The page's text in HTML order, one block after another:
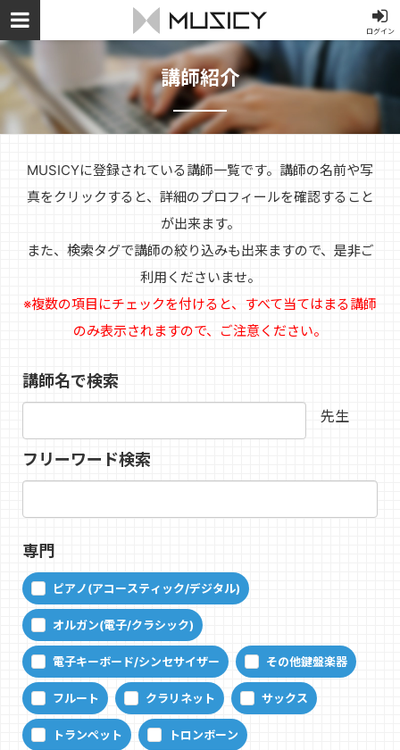
ログイン
講師紹介
MUSICYに登録されている講師一覧です。講師の名前や写
真をクリックすると、詳細のプロフィールを確認すること
が出来ます。
また、検索タグで講師の絞り込みも出来ますので、是非ご
利用くださいませ。
※複数の項目にチェックを付けると、すべて当てはまる講師
のみ表示されますので、ご注意ください。
講師名で検索
先生
フリーワード検索
専門
ピアノ(アコースティック/デジタル)
オルガン(電子/クラシック)
電子キーボード/シンセサイザー その他鍵盤楽器
フルート クラリネット サックス
トランペット トロンボーン